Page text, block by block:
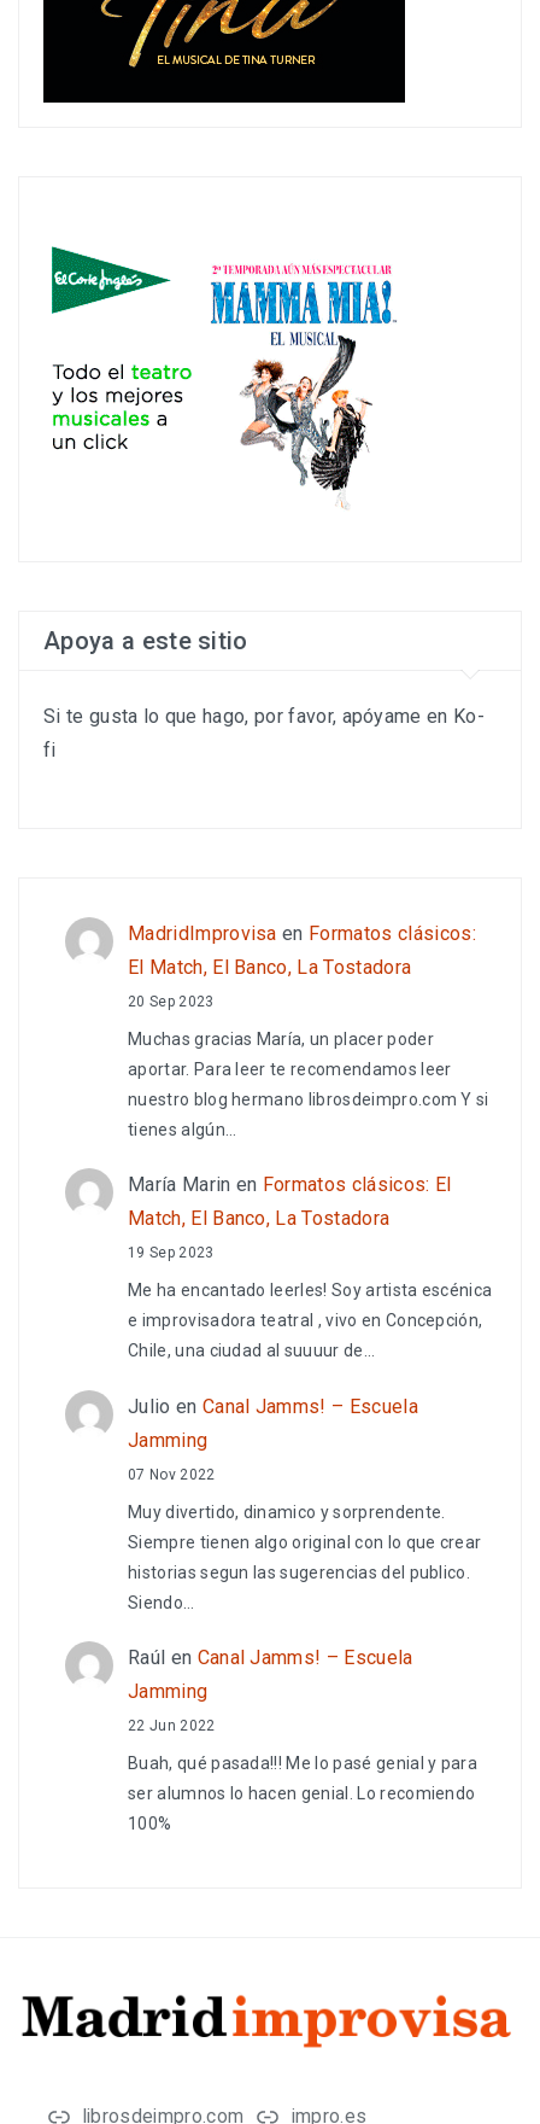
Apoya a este sitio
Si te gusta lo que hago, por favor, apóyame en Ko-
fi
MadridImprovisa en Formatos clásicos:
El Match, El Banco, La Tostadora
20 Sep 2023
Muchas gracias María, un placer poder
aportar. Para leer te recomendamos leer
nuestro blog hermano librosdeimpro.com Y si
tienes algún…
María Marin en Formatos clásicos: El
Match, El Banco, La Tostadora
19 Sep 2023
Me ha encantado leerles! Soy artista escénica
e improvisadora teatral , vivo en Concepción,
Chile, una ciudad al suuuur de…
Julio en Canal Jamms! – Escuela
Jamming
07 Nov 2022
Muy divertido, dinamico y sorprendente.
Siempre tienen algo original con lo que crear
historias segun las sugerencias del publico.
Siendo…
Raúl en Canal Jamms! – Escuela
Jamming
22 Jun 2022
Buah, qué pasada!!! Me lo pasé genial y para
ser alumnos lo hacen genial. Lo recomiendo
100%
librosdeimpro.com impro.es